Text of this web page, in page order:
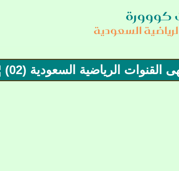
كووورة
السعودية
الرياضية السعودية (02) ¦♦¦ حللت أهلاً ونزلت سهلاً